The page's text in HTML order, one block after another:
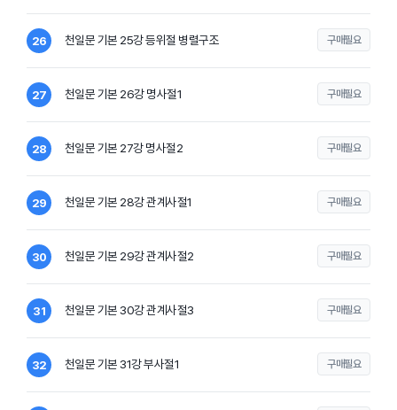
26 천일문 기본 25강 등위절 병렬구조 구매필요
27 천일문 기본 26강 명사절1 구매필요
28 천일문 기본 27강 명사절2 구매필요
29 천일문 기본 28강 관계사절1 구매필요
30 천일문 기본 29강 관계사절2 구매필요
31 천일문 기본 30강 관계사절3 구매필요
32 천일문 기본 31강 부사절1 구매필요